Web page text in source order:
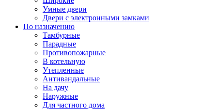
Умные двери
Двери с электронными замками
По назначению
Тамбурные
Парадные
Противопожарные
В котельную
Утепленные
Антивандальные
На дачу
Наружные
Для частного дома